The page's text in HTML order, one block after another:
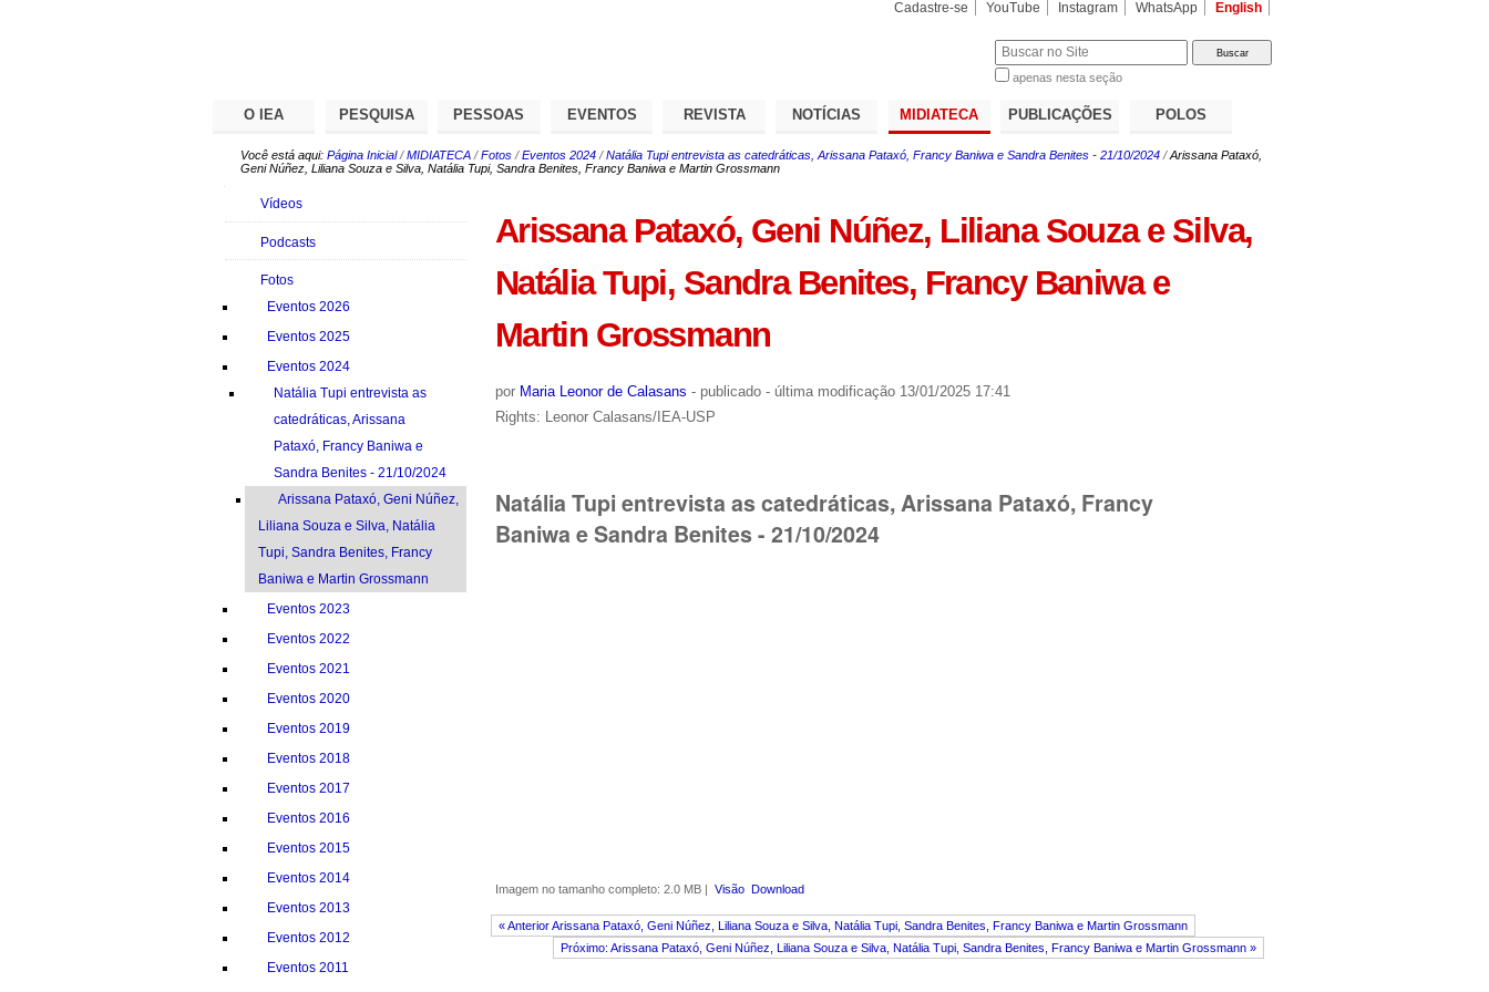
Cadastre-se YouTube Instagram WhatsApp English
apenas nesta seção
O IEA PESQUISA PESSOAS EVENTOS REVISTA NOTÍCIAS MIDIATECA PUBLICAÇÕES POLOS
Você está aqui: Página Inicial /MIDIATECA /Fotos /Eventos 2024 /Natália Tupi entrevista as catedráticas, Arissana Pataxó, Francy Baniwa e Sandra Benites - 21/10/2024 /Arissana Pataxó,
Geni Núñez, Liliana Souza e Silva, Natália Tupi, Sandra Benites, Francy Baniwa e Martin Grossmann
Arissana Pataxó, Geni Núñez, Liliana Souza e Silva,
Natália Tupi, Sandra Benites, Francy Baniwa e
Martin Grossmann
por Maria Leonor de Calasans - publicado - última modificação13/01/2025 17:41
Rights: Leonor Calasans/IEA-USP
Natália Tupi entrevista as catedráticas, Arissana Pataxó, Francy
Baniwa e Sandra Benites - 21/10/2024
Imagem no tamanho completo: 2.0 MB| Visão Download
« Anterior Arissana Pataxó, Geni Núñez, Liliana Souza e Silva, Natália Tupi, Sandra Benites, Francy Baniwa e Martin Grossmann
Próximo: Arissana Pataxó, Geni Núñez, Liliana Souza e Silva, Natália Tupi, Sandra Benites, Francy Baniwa e Martin Grossmann »
Navegação
Vídeos
Podcasts
Fotos
Eventos 2026
Eventos 2025
Eventos 2024
Natália Tupi entrevista as
catedráticas, Arissana
Pataxó, Francy Baniwa e
Sandra Benites - 21/10/2024
Arissana Pataxó, Geni Núñez,
Liliana Souza e Silva, Natália
Tupi, Sandra Benites, Francy
Baniwa e Martin Grossmann
Eventos 2023
Eventos 2022
Eventos 2021
Eventos 2020
Eventos 2019
Eventos 2018
Eventos 2017
Eventos 2016
Eventos 2015
Eventos 2014
Eventos 2013
Eventos 2012
Eventos 2011